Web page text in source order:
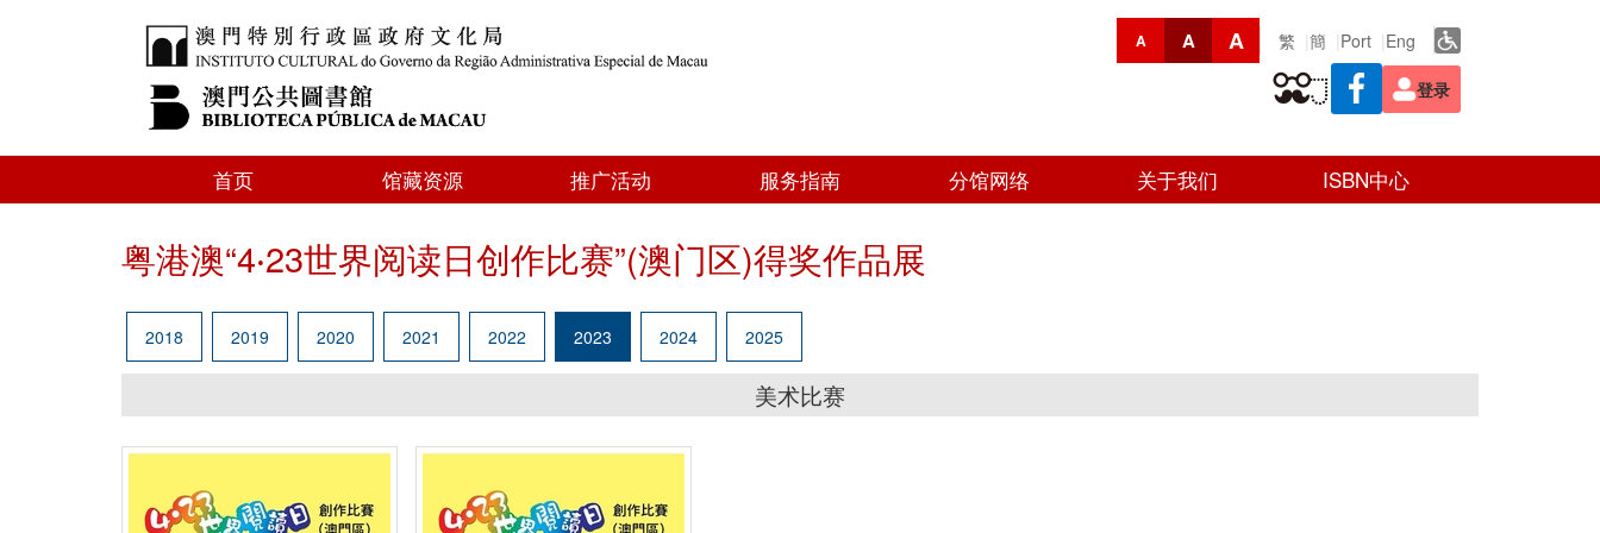
A A A 繁 簡 Port Eng
登录
首页 馆藏资源 推广活动 服务指南 分馆网络 关于我们 ISBN中心
粤港澳“4‧23世界阅读日创作比赛”(澳门区)得奖作品展
2018 2019 2020 2021 2022 2023 2024 2025
美术比赛